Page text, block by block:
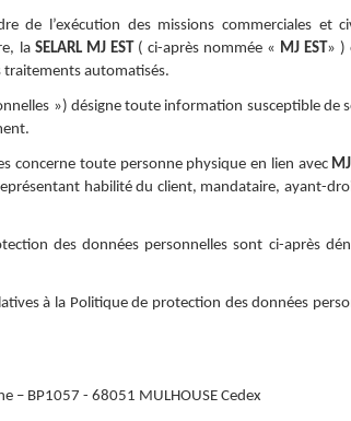
de l’exécution des missions commerciales et
la SELARL MJ EST( ci-après nommée « MJ EST» )
traitements automatisés.
») désigne toute information susceptible de
concerne toute personne physique en lien avec
habilité du client, mandataire, ayant-
des données personnelles sont ci-après
à la Politique de protection des données
– BP1057 - 68051 MULHOUSE Cedex